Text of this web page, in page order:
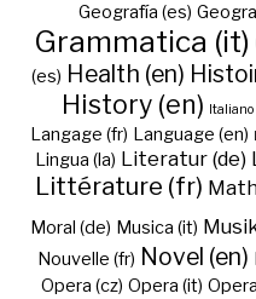
Geografía (es)
Grammatica (it)
(es) Health (en)
History (en) Italiano
Langage (fr) Language (en)
Lingua (la) Literatur (de)
Littérature (fr)
Moral (de) Musica (it)
Nouvelle (fr) Novel (en)
Opera (cz) Opera (it)